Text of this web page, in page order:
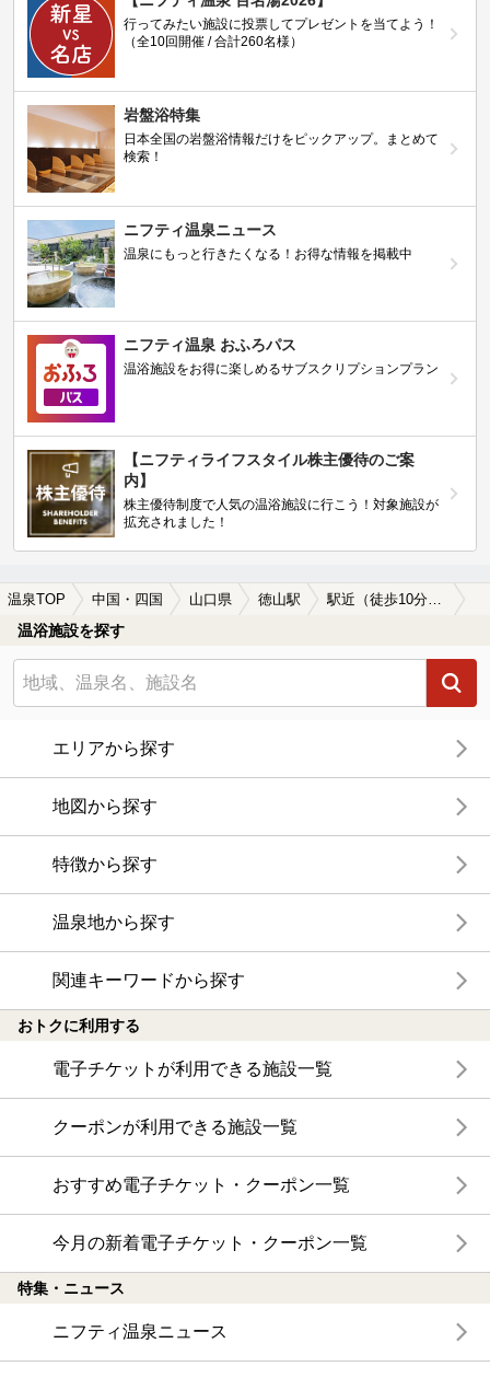
行ってみたい施設に投票してプレゼントを当てよう！
（全10回開催 / 合計260名様）
岩盤浴特集
日本全国の岩盤浴情報だけをピックアップ。まとめて
検索！
ニフティ温泉ニュース
温泉にもっと行きたくなる！お得な情報を掲載中
ニフティ温泉 おふろパス
温浴施設をお得に楽しめるサブスクリプションプラン
【ニフティライフスタイル株主優待のご案
内】
株主優待制度で人気の温浴施設に行こう！対象施設が
拡充されました！
温泉TOP 中国・四国 山口県 徳山駅 駅近（徒歩10分以内）の徳山駅近くの温泉、日帰り温泉、スーパー銭湯おすすめ
温浴施設を探す
エリアから探す
地図から探す
特徴から探す
温泉地から探す
関連キーワードから探す
おトクに利用する
電子チケットが利用できる施設一覧
クーポンが利用できる施設一覧
おすすめ電子チケット・クーポン一覧
今月の新着電子チケット・クーポン一覧
特集・ニュース
ニフティ温泉ニュース